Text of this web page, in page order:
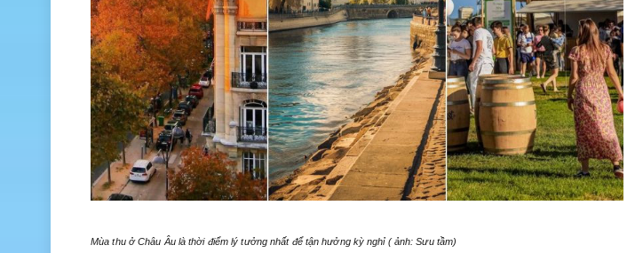
Mùa thu ở Châu Âu là thời điểm lý tưởng nhất để tận hưởng kỳ nghỉ ( ảnh: Sưu tầm)